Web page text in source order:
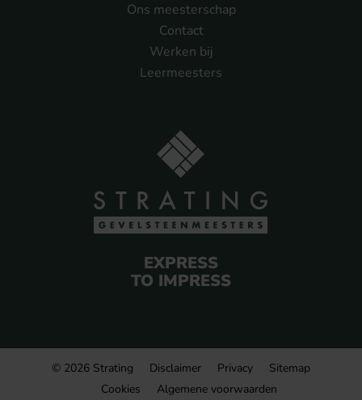
EXPRESS
TO IMPRESS
Ons meesterschap
Contact
Werken bij
Leermeesters
© 2026 Strating Disclaimer Privacy
Sitemap
Cookies
Algemene voorwaarden